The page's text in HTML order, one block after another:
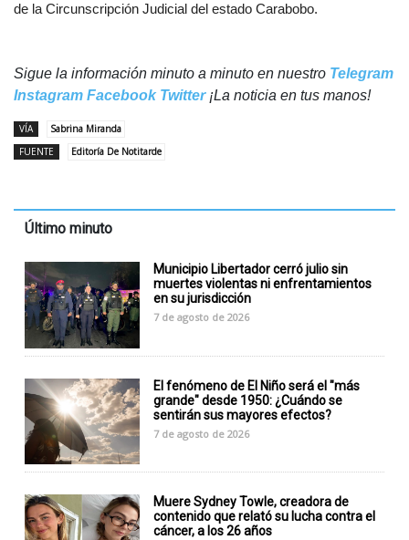
de la Circunscripción Judicial del estado Carabobo.
Sigue la información minuto a minuto en nuestro Telegram
Instagram Facebook Twitter¡La noticia en tus manos!
VÍA
Sabrina Miranda
FUENTE
Editoría De Notitarde
Último minuto
Municipio Libertador cerró julio sin
muertes violentas ni enfrentamientos
en su jurisdicción
7 de agosto de 2026
El fenómeno de El Niño será el "más
grande" desde 1950: ¿Cuándo se
sentirán sus mayores efectos?
7 de agosto de 2026
Muere Sydney Towle, creadora de
contenido que relató su lucha contra el
cáncer, a los 26 años